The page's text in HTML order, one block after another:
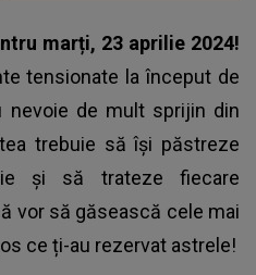
marți, 23 aprilie 2024!
tensionate la început de
nevoie de mult sprijin din
trebuie să își păstreze
și să trateze fiecare
vor să găsească cele mai
ce ți-au rezervat astrele!